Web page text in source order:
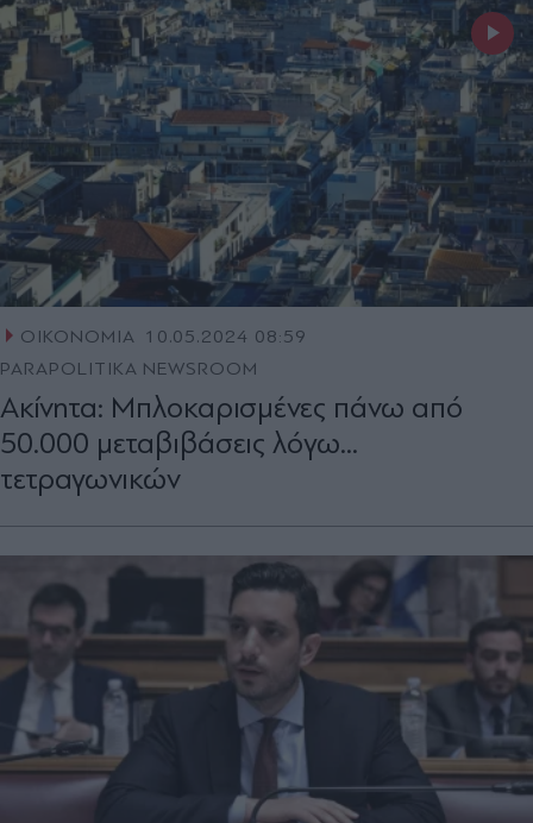
ΟΙΚΟΝΟΜΙΑ 10.05.2024 08:59
PARAPOLITIKA NEWSROOM
Ακίνητα: Μπλοκαρισμένες πάνω από
50.000 μεταβιβάσεις λόγω...
τετραγωνικών